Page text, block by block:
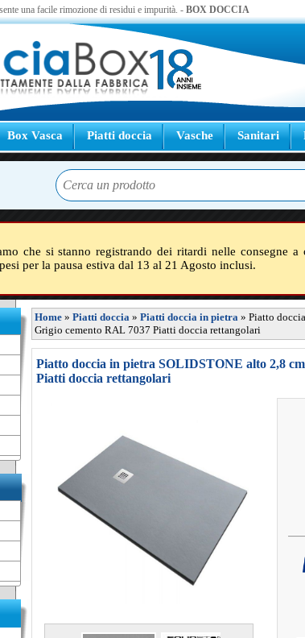
una facile rimozione di residui e impurità. - BOX DOCCIA
Box Vasca Piatti doccia Vasche Sanitari
che si stanno registrando dei ritardi nelle consegne
per la pausa estiva dal 13 al 21 Agosto inclusi.
Home » Piatti doccia » Piatti doccia in pietra » Piatto
Grigio cemento RAL 7037 Piatti doccia rettangolari
Piatto doccia in pietra SOLIDSTONE alto 2,8
Piatti doccia rettangolari